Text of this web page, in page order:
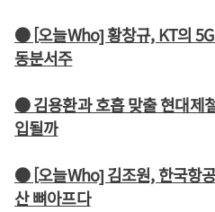
● [오늘Who] 황창규, KT의
동분서주
● 김용환과 호흡 맞출 현대제
입될까
● [오늘Who] 김조원, 한국항
산 뼈아프다